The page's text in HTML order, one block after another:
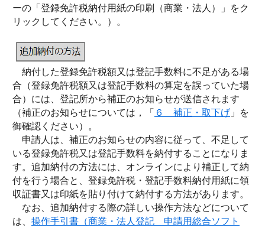
ーの「登録免許税納付用紙の印刷（商業・法人）」をク
リックしてください。）。
納付した登録免許税額又は登記手数料に不足がある場
合（登録免許税額又は登記手数料の算定を誤っていた場
合）には、登記所から補正のお知らせが送信されます
（補正のお知らせについては，「 ６ 補正・取下げ 」を
御確認ください）。
申請人は、補正のお知らせの内容に従って、不足して
いる登録免許税又は登記手数料を納付することになりま
す。追加納付の方法には、オンラインにより補正して納
付を行う場合と、登録免許税・登記手数料納付用紙に領
収証書又は印紙を貼り付けて納付する方法があります。
なお、追加納付する際の詳しい操作方法などについて
は、 操作手引書（商業・法人登記 申請用総合ソフト